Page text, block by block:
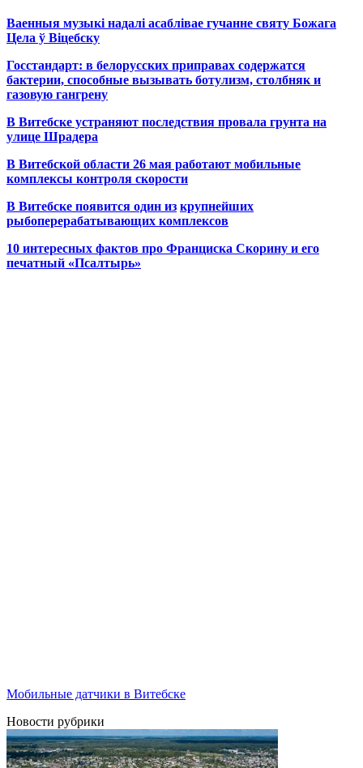
Ваенныя музыкі надалі асаблівае гучанне святу Божага
Цела ў Віцебску
Госстандарт: в белорусских приправах содержатся
бактерии, способные вызывать ботулизм, столбняк и
газовую гангрену
В Витебске устраняют последствия провала грунта на
улице Шрадера
В Витебской области 26 мая работают мобильные
комплексы контроля скорости
В Витебске появится один из крупнейших
рыбоперерабатывающих комплексов
10 интересных фактов про Франциска Скорину и его
печатный «Псалтырь»
Мобильные датчики в Витебске
Новости рубрики